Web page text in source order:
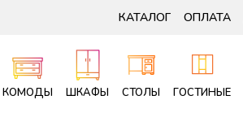
КАТАЛОГ ОПЛАТА
КОМОДЫ ШКАФЫ СТОЛЫ ГОСТИНЫЕ